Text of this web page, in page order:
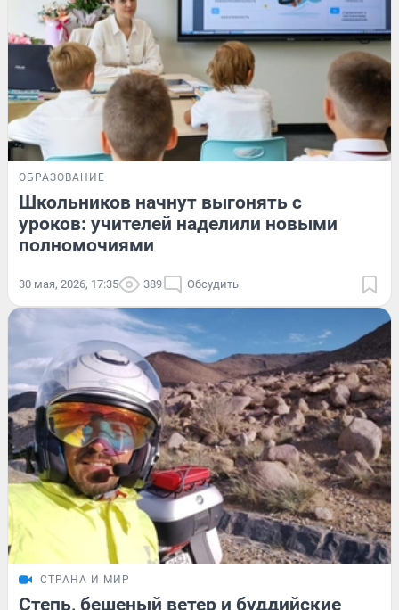
ОБРАЗОВАНИЕ
Школьников начнут выгонять с
уроков: учителей наделили новыми
полномочиями
30 мая, 2026, 17:35 389 Обсудить
СТРАНА И МИР
Степь, бешеный ветер и буддийские